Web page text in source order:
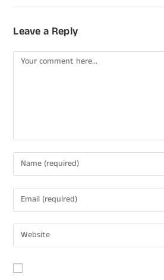
Leave a Reply